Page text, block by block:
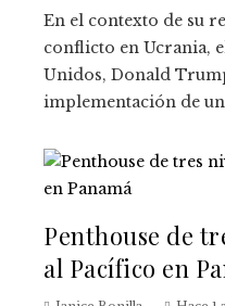
En el contexto de su
conflicto en Ucrania,
Unidos, Donald
implementación de
Penthouse de
al Pacífico en